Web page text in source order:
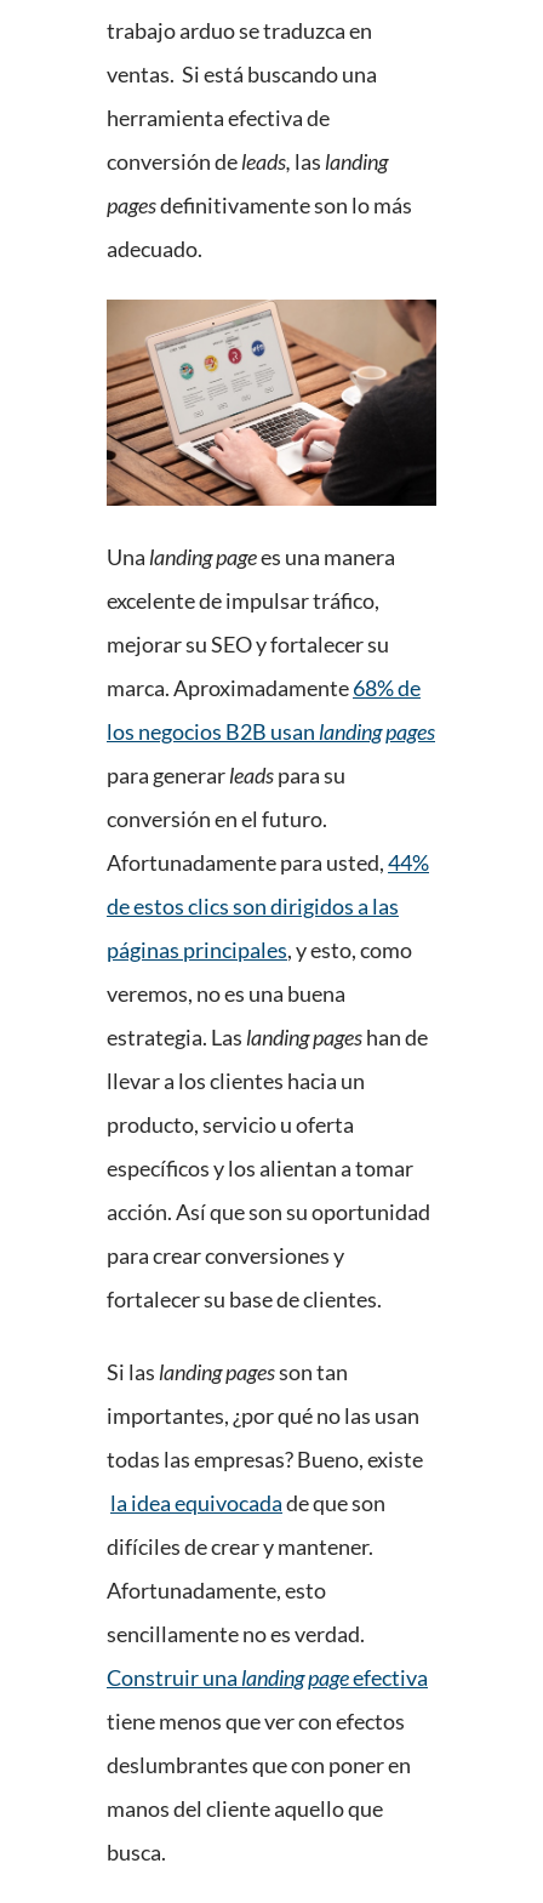
trabajo arduo se traduzca en
ventas. Si está buscando una
herramienta efectiva de
conversión deleads, las landing
pagesdefinitivamente son lo más
adecuado.
Una landing pagees una manera
excelente de impulsar tráfico,
mejorar su SEO y fortalecer su
marca. Aproximadamente68% de
los negocios B2B usan landing pages
para generarleadspara su
conversión en el futuro.
Afortunadamente para usted,44%
de estos clics son dirigidos a las
páginas principales, y esto, como
veremos, no es una buena
estrategia. Las landing pageshan de
llevar a los clientes hacia un
producto, servicio u oferta
específicos y los alientan a tomar
acción. Así que son su oportunidad
para crear conversiones y
fortalecer su base de clientes.
Si las landing pagesson tan
importantes, ¿por qué no las usan
todas las empresas? Bueno, existe
la idea equivocadade que son
difíciles de crear y mantener.
Afortunadamente, esto
sencillamente no es verdad.
Construir una landing pageefectiva
tiene menos que ver con efectos
deslumbrantes que con poner en
manos del cliente aquello que
busca.